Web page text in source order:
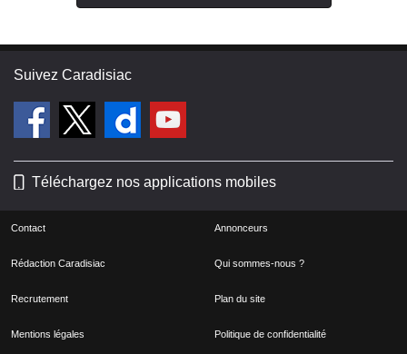
Suivez Caradisiac
Téléchargez nos applications mobiles
Contact Annonceurs
Rédaction Caradisiac Qui sommes-nous ?
Recrutement Plan du site
Mentions légales Politique de confidentialité